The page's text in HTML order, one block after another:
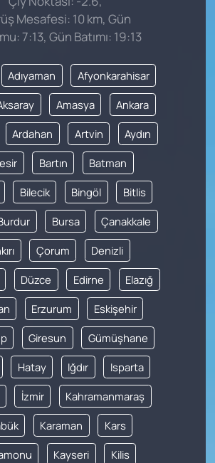
Mesafesi: 10 km, Gün
7:13, Gün Batımı: 19:13
Adıyaman Afyonkarahisar
Amasya Ankara
Ardahan Artvin Aydın
Bartın Batman
Bilecik Bingöl Bitlis
Bursa Çanakkale
Çorum Denizli
Düzce Edirne Elazığ
Erzurum Eskişehir
Giresun Gümüşhane
Hatay Iğdır Isparta
İzmir Kahramanmaraş
Karaman Kars
Kayseri Kilis